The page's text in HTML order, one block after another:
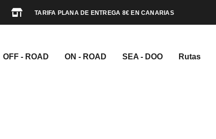
TARIFA PLANA DE ENTREGA 8€ EN CANARIAS
OFF - ROAD ON - ROAD SEA - DOO Rutas